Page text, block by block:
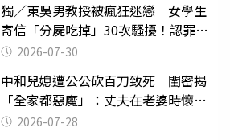
獨／東吳男教授被瘋狂迷戀 女學生
寄信「分屍吃掉」30次騷擾！認罪免
關 2026-07-30
中和兒媳遭公公砍百刀致死 閨密揭
「全家都惡魔」：丈夫在老婆時懷孕
摔東西
2026-07-28